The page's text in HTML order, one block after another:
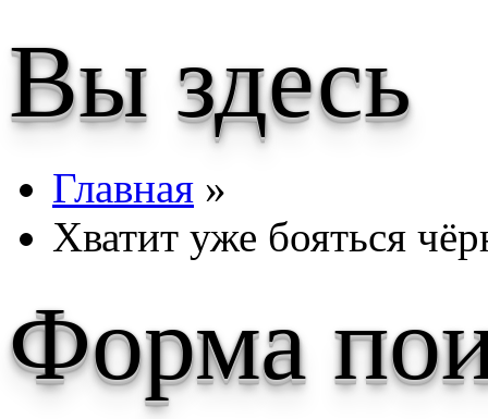
Вы здесь
Главная »
Хватит уже бояться
Форма